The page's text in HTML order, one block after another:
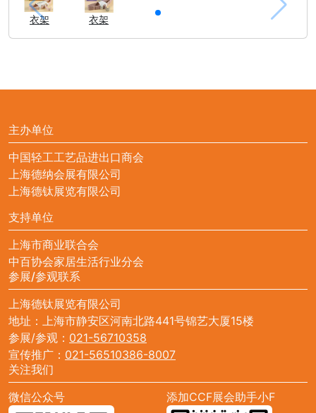
衣架 衣架
主办单位
中国轻工工艺品进出口商会
上海德纳会展有限公司
上海德钛展览有限公司
支持单位
上海市商业联合会
中百协会家居生活行业分会
参展/参观联系
上海德钛展览有限公司
地址：上海市静安区河南北路441号锦艺大厦15楼
参展/参观： 021-56710358
宣传推广： 021-56510386-8007
关注我们
微信公众号
添加CCF展会助手小F